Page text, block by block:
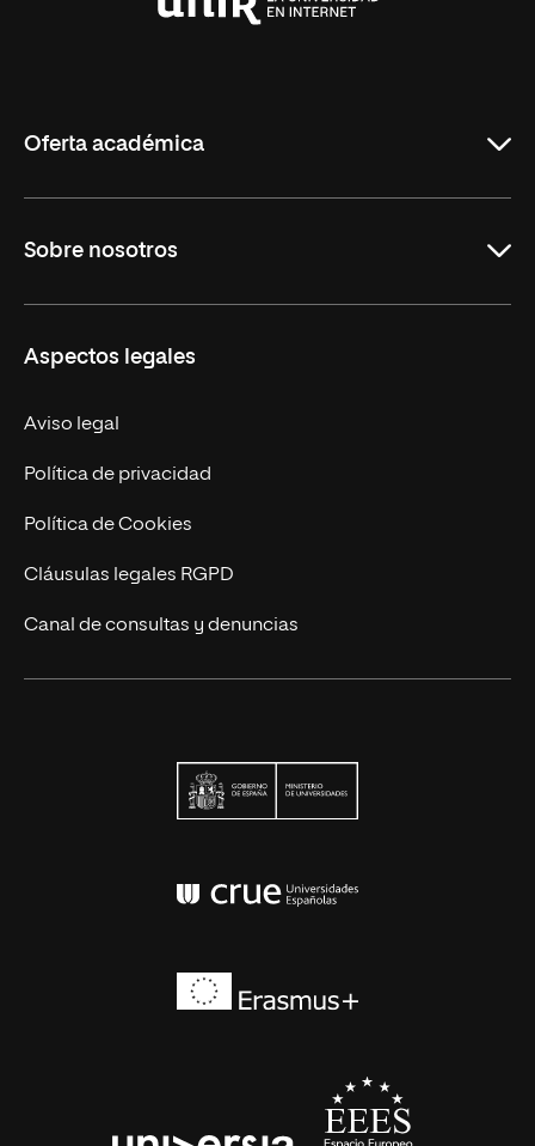
Oferta académica
Maestrías
Sobre nosotros
Trabaja en UNIR
Actualidad
Contacto
Aspectos legales
Aviso legal
Política de privacidad
Política de Cookies
Cláusulas legales RGPD
Canal de consultas y denuncias
Conferencia de